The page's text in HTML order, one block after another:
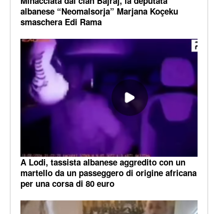
albanese “Neomalsorja” Marjana Koçeku
smaschera Edi Rama
A Lodi, tassista albanese aggredito con un
martello da un passeggero di origine africana
per una corsa di 80 euro